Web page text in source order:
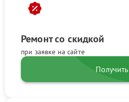
Ремонт со скидкой
при заявке на сайте
Получить